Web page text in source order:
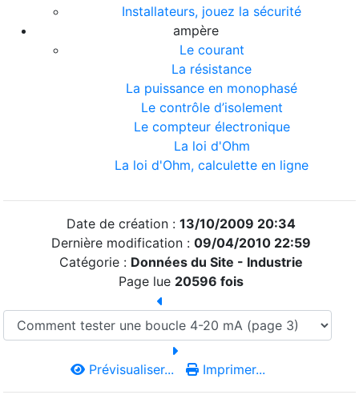
Installateurs, jouez la sécurité
ampère
Le courant
La résistance
La puissance en monophasé
Le contrôle d’isolement
Le compteur électronique
La loi d'Ohm
La loi d'Ohm, calculette en ligne
Date de création : 13/10/2009 20:34
Dernière modification : 09/04/2010 22:59
Catégorie : Données du Site - Industrie
Page lue 20596 fois
Prévisualiser... Imprimer...